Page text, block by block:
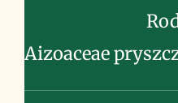
Aizoaceae